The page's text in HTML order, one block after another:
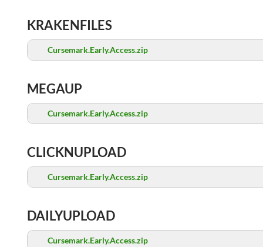
KRAKENFILES
Cursemark.Early.Access.zip
MEGAUP
Cursemark.Early.Access.zip
CLICKNUPLOAD
Cursemark.Early.Access.zip
DAILYUPLOAD
Cursemark.Early.Access.zip